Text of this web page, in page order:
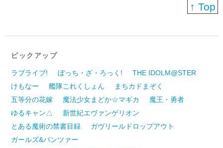
↑ Top
ピックアップ
ラブライブ! ぼっち・ざ・ろっく!
THE IDOLM@STER
けもなー
艦隊これくしょん
まちカドまぞく
五等分の花嫁
魔法少女まどか☆マギカ
魔王・勇者
ゆるキャン△
新世紀エヴァンゲリオン
とある魔術の禁書目録
ガヴリールドロップアウト
ガールズ&パンツァー